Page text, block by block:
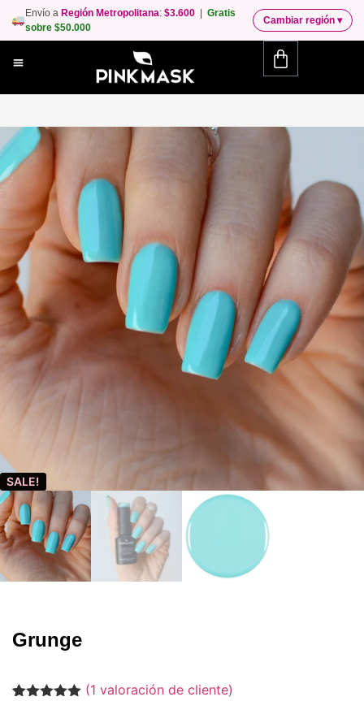
Envío a Región Metropolitana:$3.600 |Gratis
sobre $50.000
Cambiar región ▾
SALE!
Grunge
(1 valoración de cliente)